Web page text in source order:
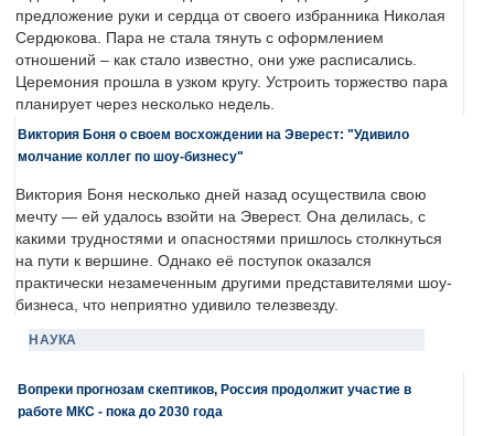
предложение руки и сердца от своего избранника Николая
Сердюкова. Пара не стала тянуть с оформлением
отношений – как стало известно, они уже расписались.
Церемония прошла в узком кругу. Устроить торжество пара
планирует через несколько недель.
Виктория Боня о своем восхождении на Эверест: "Удивило
молчание коллег по шоу-бизнесу"
Виктория Боня несколько дней назад осуществила свою
мечту — ей удалось взойти на Эверест. Она делилась, с
какими трудностями и опасностями пришлось столкнуться
на пути к вершине. Однако её поступок оказался
практически незамеченным другими представителями шоу-
бизнеса, что неприятно удивило телезвезду.
НАУКА
Вопреки прогнозам скептиков, Россия продолжит участие в
работе МКС - пока до 2030 года